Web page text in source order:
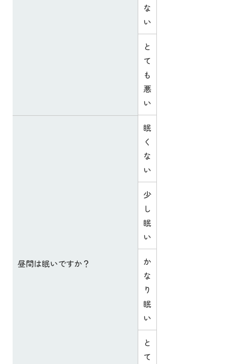
な
い
と
て
も
悪
い
昼間は眠いですか？
眠
く
な
い
少
し
眠
い
か
な
り
眠
い
と
て